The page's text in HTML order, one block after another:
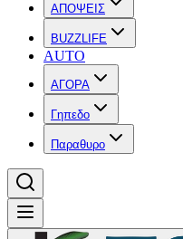
ΑΠΟΨΕΙΣ
BUZZLIFE
AUTO
ΑΓΟΡΑ
Γηπεδο
Παραθυρο